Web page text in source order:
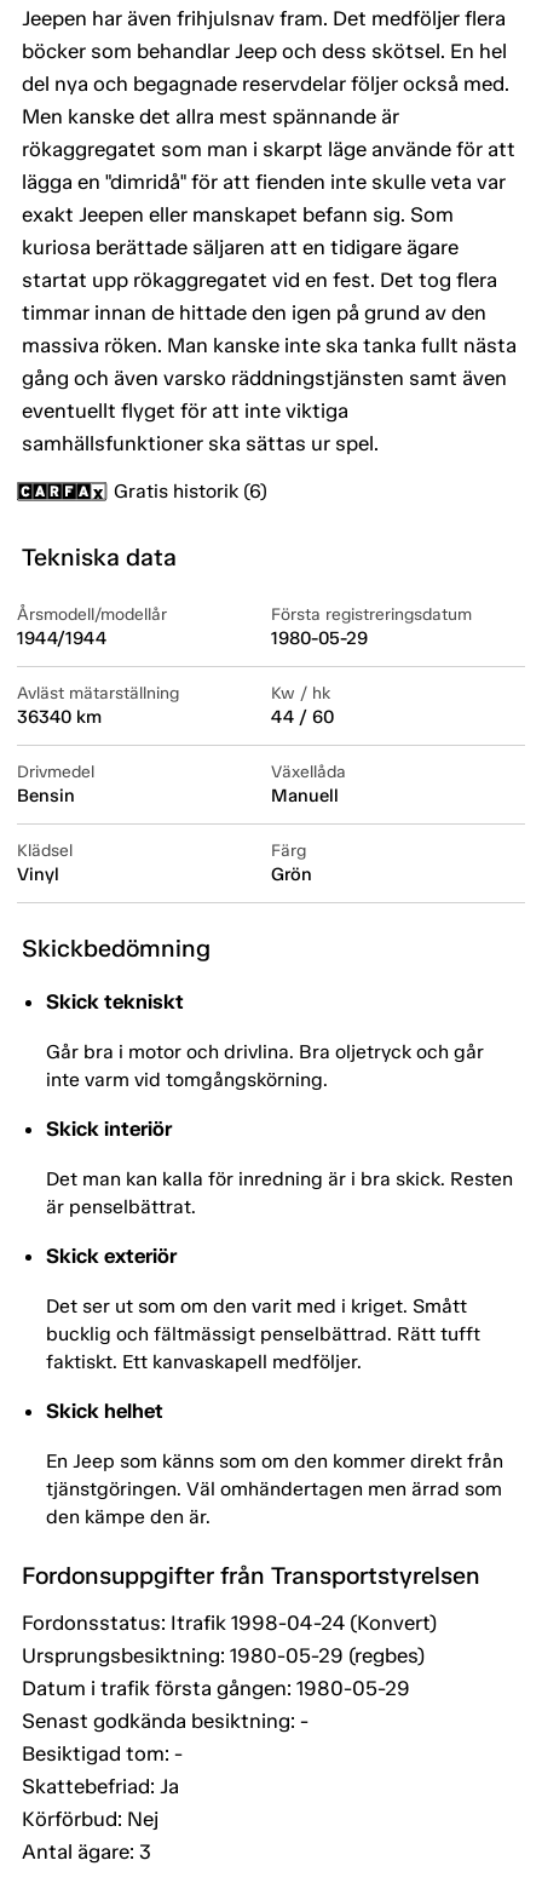
Jeepen har även frihjulsnav fram. Det medföljer flera
böcker som behandlar Jeep och dess skötsel. En hel
del nya och begagnade reservdelar följer också med.
Men kanske det allra mest spännande är
rökaggregatet som man i skarpt läge använde för att
lägga en "dimridå" för att fienden inte skulle veta var
exakt Jeepen eller manskapet befann sig. Som
kuriosa berättade säljaren att en tidigare ägare
startat upp rökaggregatet vid en fest. Det tog flera
timmar innan de hittade den igen på grund av den
massiva röken. Man kanske inte ska tanka fullt nästa
gång och även varsko räddningstjänsten samt även
eventuellt flyget för att inte viktiga
samhällsfunktioner ska sättas ur spel.
Gratis historik (6)
Tekniska data
Årsmodell/modellår
1944/1944
Första registreringsdatum
1980-05-29
Avläst mätarställning
36340 km
Kw / hk
44 / 60
Drivmedel
Bensin
Växellåda
Manuell
Klädsel
Vinyl
Färg
Grön
Skickbedömning
Skick tekniskt
Går bra i motor och drivlina. Bra oljetryck och går
inte varm vid tomgångskörning.
Skick interiör
Det man kan kalla för inredning är i bra skick. Resten
är penselbättrat.
Skick exteriör
Det ser ut som om den varit med i kriget. Smått
bucklig och fältmässigt penselbättrad. Rätt tufft
faktiskt. Ett kanvaskapell medföljer.
Skick helhet
En Jeep som känns som om den kommer direkt från
tjänstgöringen. Väl omhändertagen men ärrad som
den kämpe den är.
Fordonsuppgifter från Transportstyrelsen
Fordonsstatus: Itrafik 1998-04-24 (Konvert)
Ursprungsbesiktning: 1980-05-29 (regbes)
Datum i trafik första gången: 1980-05-29
Senast godkända besiktning: -
Besiktigad tom: -
Skattebefriad: Ja
Körförbud: Nej
Antal ägare: 3